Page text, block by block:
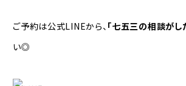
ご予約は公式LINEから、 「七五三の相談がし
い◎